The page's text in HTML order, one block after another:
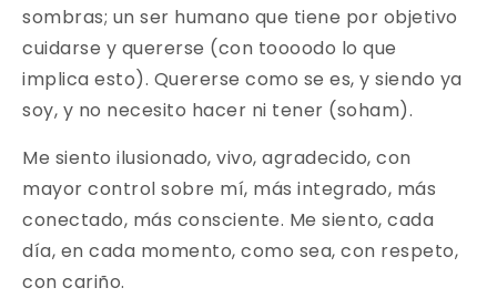
sombras; un ser humano que tiene por objetivo
cuidarse y quererse (con toooodo lo que
implica esto). Quererse como se es, y siendo ya
soy, y no necesito hacer ni tener (soham).
Me siento ilusionado, vivo, agradecido, con
mayor control sobre mí, más integrado, más
conectado, más consciente. Me siento, cada
día, en cada momento, como sea, con respeto,
con cariño.